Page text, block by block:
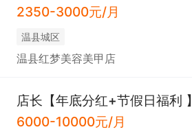
2350-3000元/月
温县城区
温县红梦美容美甲店
店长【年底分红+节假日福利 】
6000-10000元/月